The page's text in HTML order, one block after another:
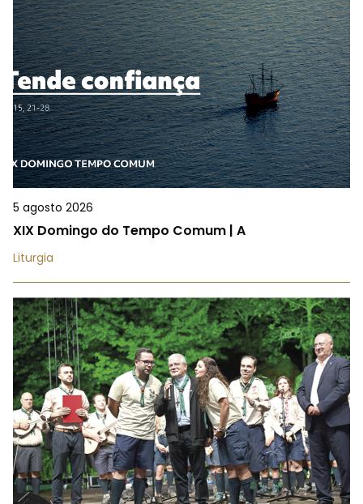
5 agosto 2026
XIX Domingo do Tempo Comum | A
Liturgia